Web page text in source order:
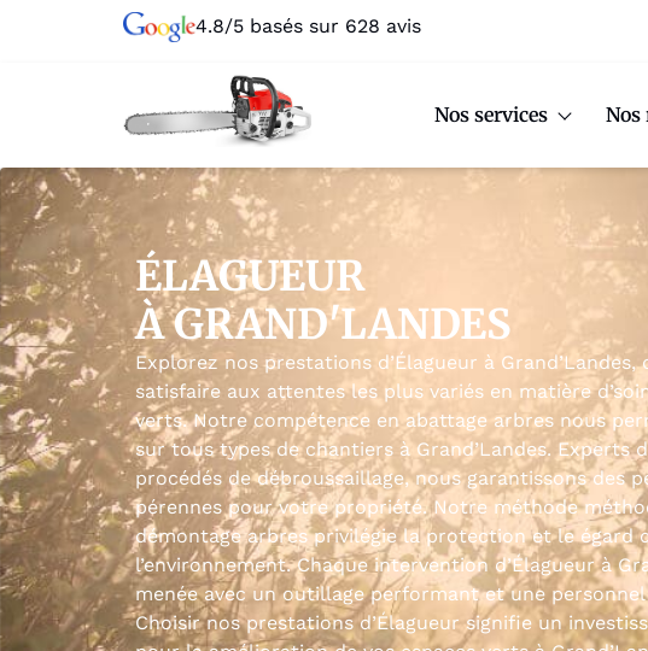
4.8/5 basés sur 628 avis
Nos services Nos
ÉLAGUEUR
À GRAND'LANDES
Explorez nos prestations d’Élagueur à Grand’Landes,
satisfaire aux attentes les plus variés en matière
verts. Notre compétence en abattage arbres nous
sur tous types de chantiers à Grand’Landes. Experts
procédés de débroussaillage, nous garantissons des
pérennes pour votre propriété. Notre méthode
démontage arbres privilégie la protection et le égard
l’environnement. Chaque intervention d’Élagueur à
menée avec un outillage performant et une
Choisir nos prestations d’Élagueur signifie un